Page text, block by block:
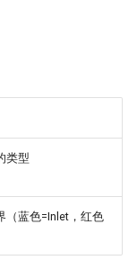
类型
（蓝色=Inlet，红色